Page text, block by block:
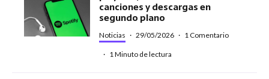
canciones y descargas en
segundo plano
Noticias · 29/05/2026 · 1 Comentario
· 1 Minuto de lectura